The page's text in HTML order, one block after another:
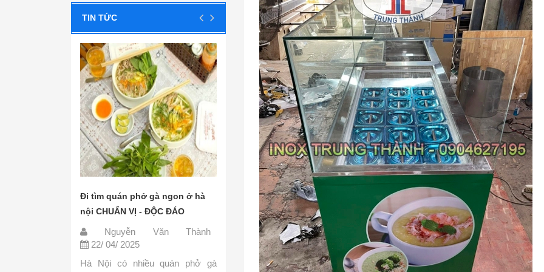
TIN TỨC
Đi tìm quán phở gà ngon ở hà
nội CHUẨN VỊ - ĐỘC ĐÁO
Nguyễn Văn Thành
22/ 04/ 2025
Hà Nội có nhiều quán phở gà
Các nguyên liệu nấu phở bò
đơn giản, dễ tìm - CỰC CHUẨN
Nguyễn Văn Thành
22/ 04/ 2025
Phở là món ăn thơm ngon nhưng
Tìm hiểu cách nấu phở gà NGON
- ĐẬM ĐÀ - ĐƠN GIẢN
Nguyễn Văn Thành
21/ 04/ 2025
Món phở gà thơm ngon, đậm đà,